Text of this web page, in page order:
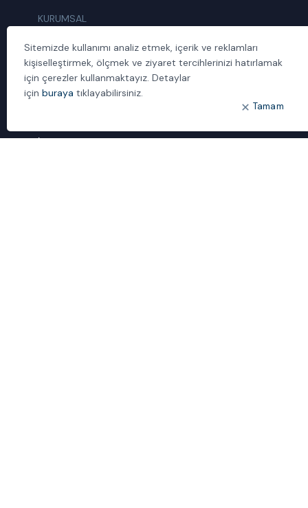
KURUMSAL
İnsan Kaynakları
Müşteri Şikayet Formu
Sürdürülebilirlik
İletişim
Sitemizde kullanımı analiz etmek, içerik ve reklamları
kişiselleştirmek, ölçmek ve ziyaret tercihlerinizi hatırlamak
için çerezler kullanmaktayız. Detaylar
için buraya tıklayabilirsiniz.
Tamam